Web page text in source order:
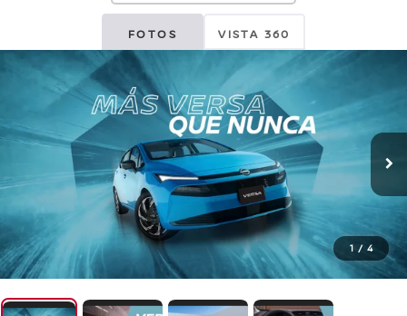
FOTOS VISTA 360
1 / 4